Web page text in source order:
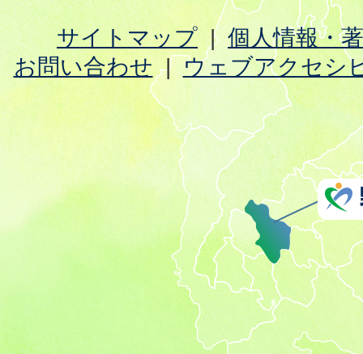
サイトマップ
個人情報・
お問い合わせ
ウェブアクセシ